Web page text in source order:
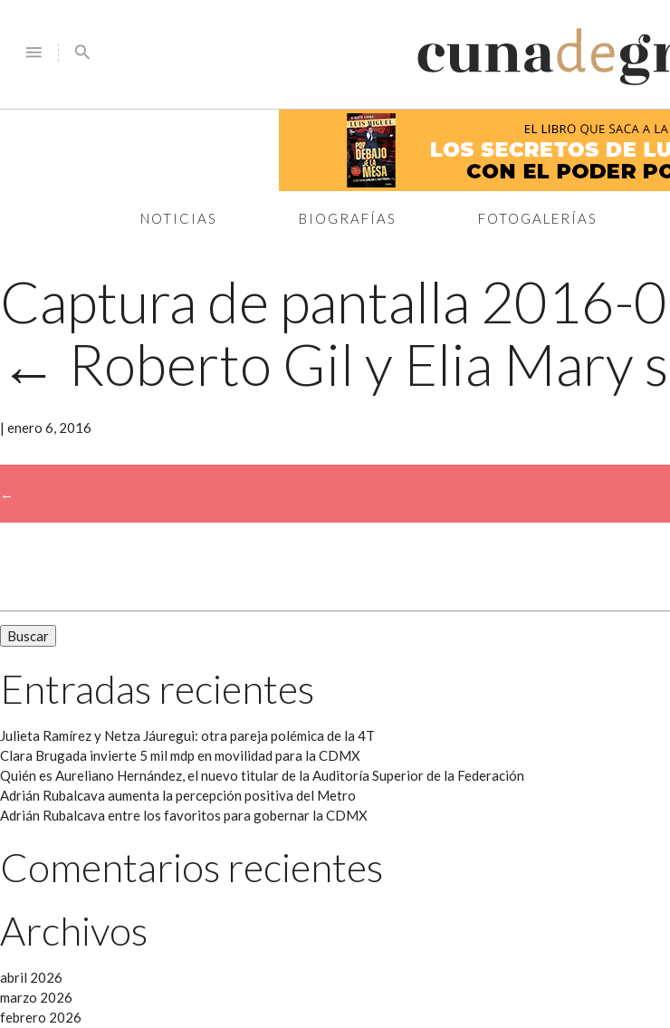
menu search
NOTICIAS BIOGRAFÍAS FOTOGALERÍAS
Captura de pantalla 2016-
← Roberto Gil y Elia Mary
| enero 6, 2016
←
Entradas recientes
Julieta Ramírez y Netza Jáuregui: otra pareja polémica de la 4T
Clara Brugada invierte 5 mil mdp en movilidad para la CDMX
Quién es Aureliano Hernández, el nuevo titular de la Auditoría Superior de la Federación
Adrián Rubalcava aumenta la percepción positiva del Metro
Adrián Rubalcava entre los favoritos para gobernar la CDMX
Comentarios recientes
Archivos
abril 2026
marzo 2026
febrero 2026